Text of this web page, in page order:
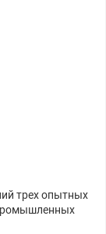
трех опытных